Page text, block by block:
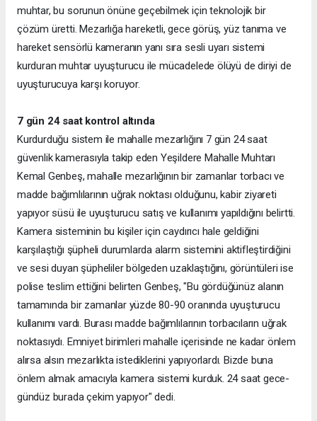
muhtar, bu sorunun önüne geçebilmek için teknolojik bir
çözüm üretti. Mezarlığa hareketli, gece görüş, yüz tanıma ve
hareket sensörlü kameranın yanı sıra sesli uyarı sistemi
kurduran muhtar uyuşturucu ile mücadelede ölüyü de diriyi de
uyuşturucuya karşı koruyor.
7 gün 24 saat kontrol altında
Kurdurduğu sistem ile mahalle mezarlığını 7 gün 24 saat
güvenlik kamerasıyla takip eden Yeşildere Mahalle Muhtarı
Kemal Genbeş, mahalle mezarlığının bir zamanlar torbacı ve
madde bağımlılarının uğrak noktası olduğunu, kabir ziyareti
yapıyor süsü ile uyuşturucu satış ve kullanımı yapıldığını belirtti.
Kamera sisteminin bu kişiler için caydırıcı hale geldiğini
karşılaştığı şüpheli durumlarda alarm sistemini aktifleştirdiğini
ve sesi duyan şüpheliler bölgeden uzaklaştığını, görüntüleri ise
polise teslim ettiğini belirten Genbeş, "Bu gördüğünüz alanın
tamamında bir zamanlar yüzde 80-90 oranında uyuşturucu
kullanımı vardı. Burası madde bağımlılarının torbacıların uğrak
noktasıydı. Emniyet birimleri mahalle içerisinde ne kadar önlem
alırsa alsın mezarlıkta istediklerini yapıyorlardı. Bizde buna
önlem almak amacıyla kamera sistemi kurduk. 24 saat gece-
gündüz burada çekim yapıyor" dedi.